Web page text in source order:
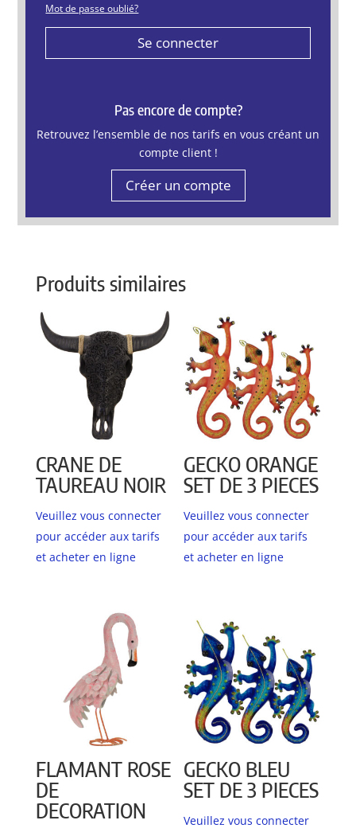
Mot de passe oublié?
Se connecter
Pas encore de compte?
Retrouvez l’ensemble de nos tarifs en vous créant un
compte client !
Créer un compte
Produits similaires
CRANE DE
TAUREAU NOIR
Veuillez vous connecter
pour accéder aux tarifs
et acheter en ligne
GECKO ORANGE
SET DE 3 PIECES
Veuillez vous connecter
pour accéder aux tarifs
et acheter en ligne
FLAMANT ROSE
DE
DECORATION
GECKO BLEU
SET DE 3 PIECES
Veuillez vous connecter